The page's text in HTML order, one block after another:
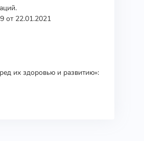
от 22.01.2021
их здоровью и развитию»: